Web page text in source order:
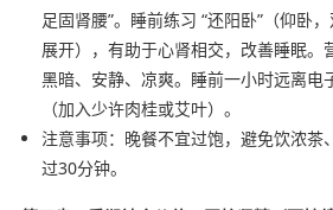
足固肾腰”。睡前练习 “还阳卧”（仰卧
展开），有助于心肾相交，改善睡眠。
黑暗、安静、凉爽。睡前一小时远离电
（加入少许肉桂或艾叶）。
注意事项：晚餐不宜过饱，避免饮浓茶
过30分钟。